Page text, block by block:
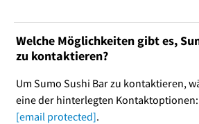
Welche Möglichkeiten gibt es,
zu kontaktieren?
Um Sumo Sushi Bar zu kontaktieren,
eine der hinterlegten Kontaktoptionen:
[email protected].